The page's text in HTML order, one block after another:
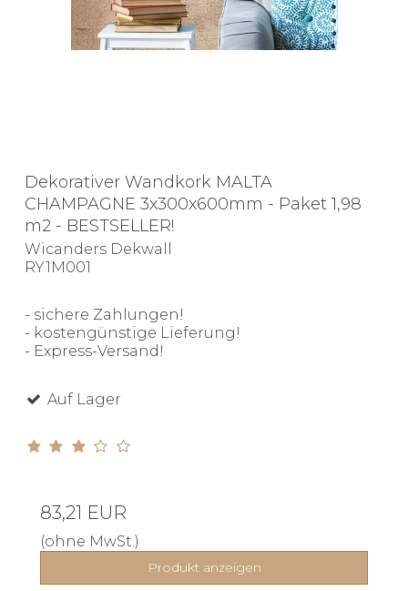
Dekorativer Wandkork MALTA
CHAMPAGNE 3x300x600mm - Paket 1,98
m2 - BESTSELLER!
Wicanders Dekwall
RY1M001
- sichere Zahlungen!
- kostengünstige Lieferung!
- Express-Versand!
Auf Lager
83,21 EUR
(ohne MwSt.)
Produkt anzeigen